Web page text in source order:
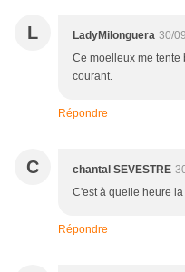
L LadyMilonguera 30/
Ce moelleux me tente
courant.
Répondre
C chantal SEVESTRE
C'est à quelle heure
Répondre